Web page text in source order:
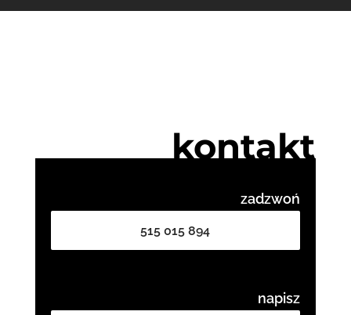
kontakt
zadzwoń
515 015 894
napisz